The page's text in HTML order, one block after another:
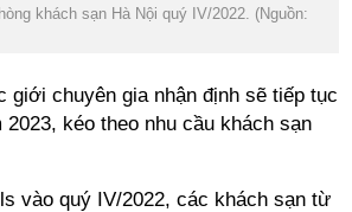
khách sạn Hà Nội quý IV/2022. (Nguồn:
giới chuyên gia nhận định sẽ tiếp tục
2023, kéo theo nhu cầu khách sạn
vào quý IV/2022, các khách sạn từ